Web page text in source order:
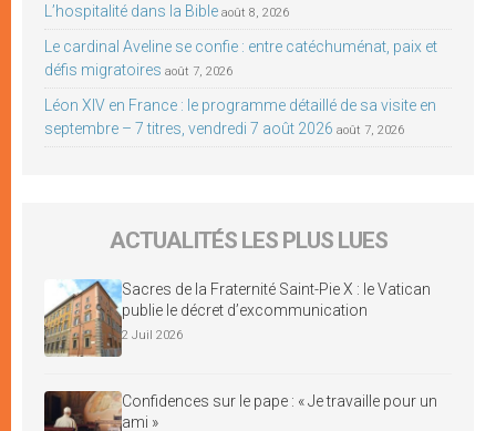
L’hospitalité dans la Bible août 8, 2026
Le cardinal Aveline se confie : entre catéchuménat, paix et
défis migratoires août 7, 2026
Léon XIV en France : le programme détaillé de sa visite en
septembre – 7 titres, vendredi 7 août 2026 août 7, 2026
ACTUALITÉS LES PLUS LUES
Sacres de la Fraternité Saint-Pie X : le Vatican
publie le décret d’excommunication
2 Juil 2026
Confidences sur le pape : « Je travaille pour un
ami »